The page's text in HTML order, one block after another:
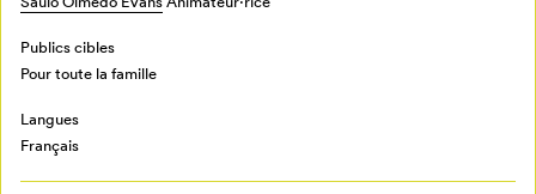
Publics cibles
Pour toute la famille
Langues
Français